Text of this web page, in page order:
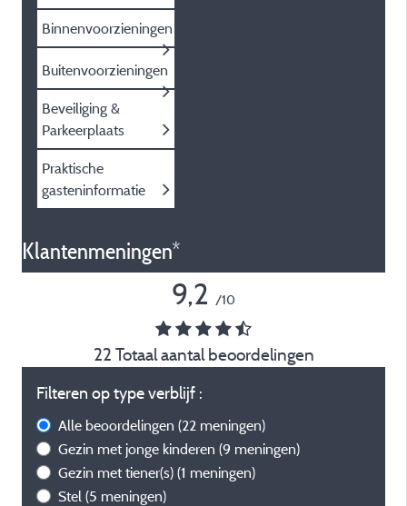
Binnenvoorzieningen
Buitenvoorzieningen
Beveiliging &
Parkeerplaats
Praktische
gasteninformatie
Klantenmeningen*
9,2 /10
22 Totaal aantal beoordelingen
Filteren op type verblijf :
Alle beoordelingen (22 meningen)
Gezin met jonge kinderen (9 meningen)
Gezin met tiener(s) (1 meningen)
Stel (5 meningen)